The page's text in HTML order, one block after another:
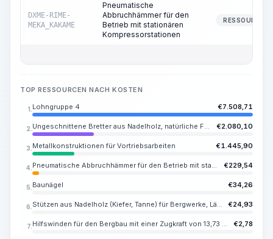
DXME-RIME-
MEKA_KAKAME
Pneumatische
Abbruchhämmer für den
Betrieb mit stationären
Kompressorstationen
RESSOURCE
TOP RESSOURCEN NACH KOSTEN
1. Lohngruppe 4 €7.508,71
2. Ungeschnittene Bretter aus Nadelholz, natürliche Feuchtigkeit, Länge 2-6,5 m, Breite 100-250, Dicke 30-50 mm, Sortierung III €2.080,10
3. Metallkonstruktionen für Vortriebsarbeiten €1.445,90
4. Pneumatische Abbruchhämmer für den Betrieb mit stationären Kompressorstationen €229,54
5. Baunägel €34,26
6. Stützen aus Nadelholz (Kiefer, Tanne) für Bergwerke, Länge 0,9-4 m, Durchmesser 7-24 cm €24,93
7. Hilfswinden für den Bergbau mit einer Zugkraft von 13,73 kN (1,4 t) €2,78